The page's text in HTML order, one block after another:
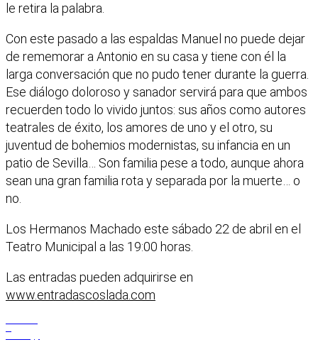
le retira la palabra.
Con este pasado a las espaldas Manuel no puede dejar
de rememorar a Antonio en su casa y tiene con él la
larga conversación que no pudo tener durante la guerra.
Ese diálogo doloroso y sanador servirá para que ambos
recuerden todo lo vivido juntos: sus años como autores
teatrales de éxito, los amores de uno y el otro, su
juventud de bohemios modernistas, su infancia en un
patio de Sevilla… Son familia pese a todo, aunque ahora
sean una gran familia rota y separada por la muerte… o
no.
Los Hermanos Machado este sábado 22 de abril en el
Teatro Municipal a las 19:00 horas.
Las entradas pueden adquirirse en
www.entradascoslada.com